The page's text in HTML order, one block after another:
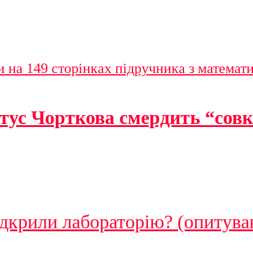
149 сторінках підручника з
Чорткова смердить
лабораторію?